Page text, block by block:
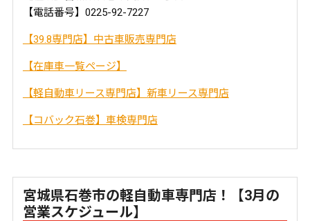
【電話番号】0225-92-7227
【39.8専門店】中古車販売専門店
【在庫車一覧ページ】
【軽自動車リース専門店】新車リース専門店
【コバック石巻】車検専門店
宮城県石巻市の軽自動車専門店！【3月の
営業スケジュール】